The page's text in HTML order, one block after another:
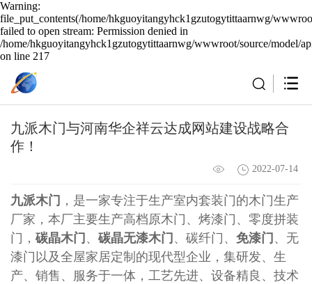
Warning:
file_put_contents(/home/hkguoyitangyhck1gzutogytittaarnwg/
failed to open stream: Permission denied in
/home/hkguoyitangyhck1gzutogytittaarnwg/wwwroot/source/model/
on line 217
九派木门与河南华企祥云达成网站建设战略合
作！
2022-07-14
九派木门 ，是一家专注于生产室内套装门的木门生产
厂家，本厂主要生产高档原木门、烤漆门、零度拼装
门， 碳晶木门 、 碳晶无漆木门 、碳纤门、 免漆门 、无
漆门以及全屋家居定制的现代型企业，集研发、生
产、销售、服务于一体，工艺先进、设备精良、技术